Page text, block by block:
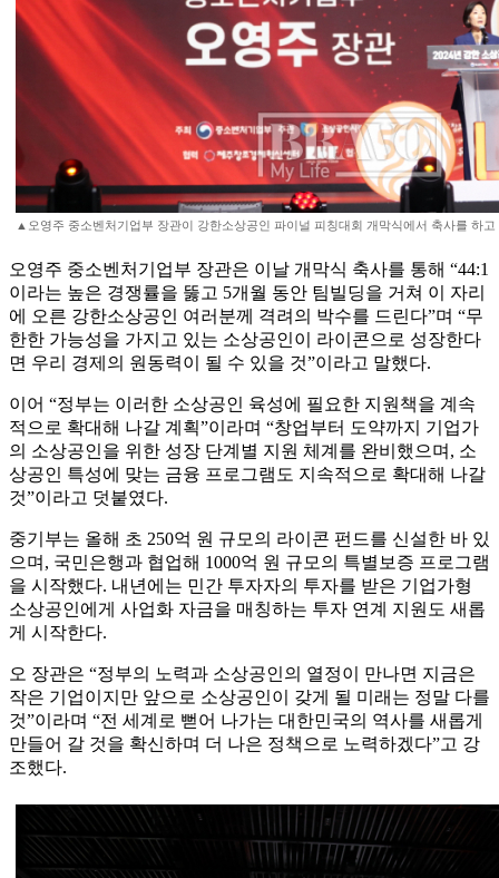
▲오영주 중소벤처기업부 장관이 강한소상공인 파이널 피칭대회 개막식에서 축사를 하
오영주 중소벤처기업부 장관은 이날 개막식 축사를 통해 “44:1
이라는 높은 경쟁률을 뚫고 5개월 동안 팀빌딩을 거쳐 이 자리
에 오른 강한소상공인 여러분께 격려의 박수를 드린다”며 “무
한한 가능성을 가지고 있는 소상공인이 라이콘으로 성장한다
면 우리 경제의 원동력이 될 수 있을 것”이라고 말했다.
이어 “정부는 이러한 소상공인 육성에 필요한 지원책을 계속
적으로 확대해 나갈 계획”이라며 “창업부터 도약까지 기업가
의 소상공인을 위한 성장 단계별 지원 체계를 완비했으며, 소
상공인 특성에 맞는 금융 프로그램도 지속적으로 확대해 나갈
것”이라고 덧붙였다.
중기부는 올해 초 250억 원 규모의 라이콘 펀드를 신설한 바 있
으며, 국민은행과 협업해 1000억 원 규모의 특별보증 프로그램
을 시작했다. 내년에는 민간 투자자의 투자를 받은 기업가형
소상공인에게 사업화 자금을 매칭하는 투자 연계 지원도 새롭
게 시작한다.
오 장관은 “정부의 노력과 소상공인의 열정이 만나면 지금은
작은 기업이지만 앞으로 소상공인이 갖게 될 미래는 정말 다를
것”이라며 “전 세계로 뻗어 나가는 대한민국의 역사를 새롭게
만들어 갈 것을 확신하며 더 나은 정책으로 노력하겠다”고 강
조했다.